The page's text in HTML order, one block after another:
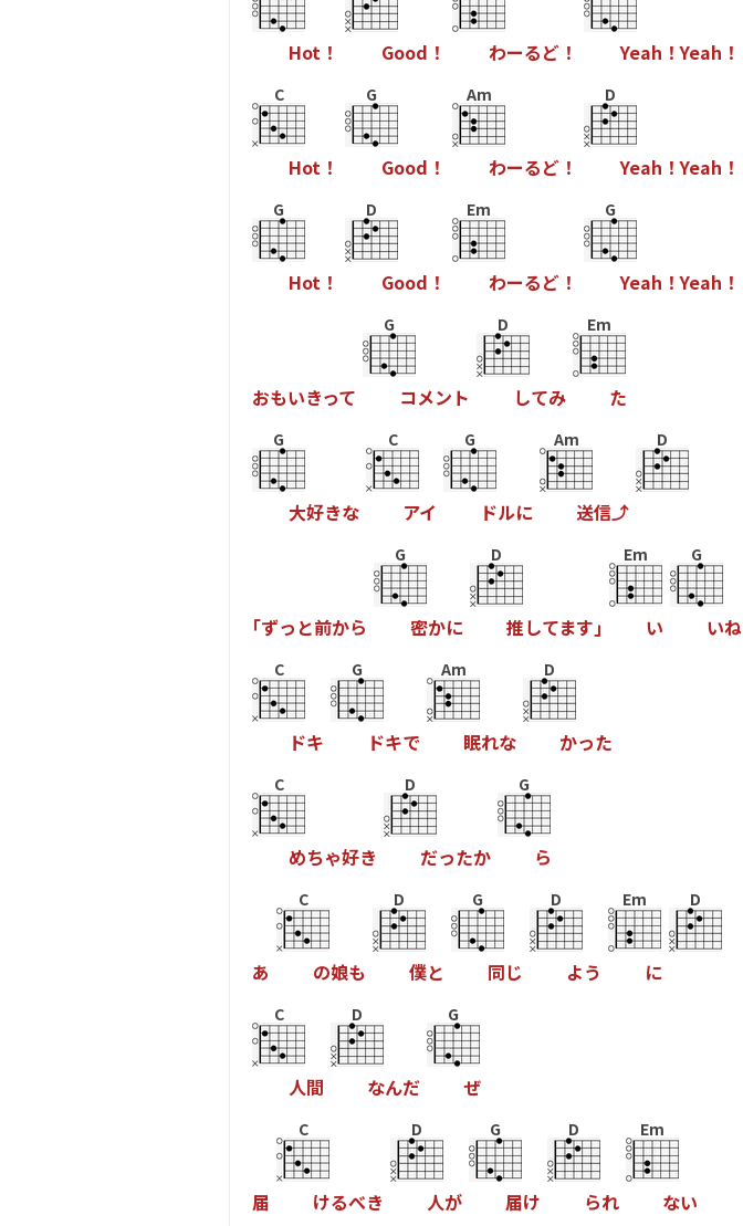
Hot ！ Good ！ わーるど ！ Yeah ！Yeah ！
C
Hot ！
G
Good ！
Am
わーるど ！
D
Yeah ！Yeah ！
G
Hot ！
D
Good ！
Em
わーるど ！
G
Yeah ！Yeah ！
おもいきって
G
コメン ト
D
してみ
Em
た
G
大好きな
C
アイ
G
ドルに
Am
送信⤴
D
｢ずっ と前から
G
密かに
D
推してます ｣
Em
い
G
いね
C
ドキ
G
ドキで
Am
眠れな
D
かった
C
めちゃ好き
D
だったか
G
ら
あ
C
の娘も
D
僕と
G
同じ
D
よう
Em
に
D
C
人間
D
なんだ
G
ぜ
届
C
けるべき
D
人が
G
届け
D
られ
Em
ない